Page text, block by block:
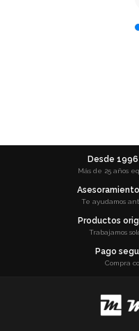
Desde
Más de 25 años
Te ayudamos
Productos
Trabajamos
Pago
Compra